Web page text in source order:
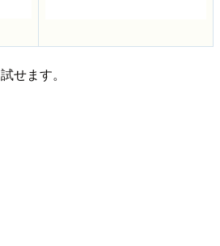
せます。